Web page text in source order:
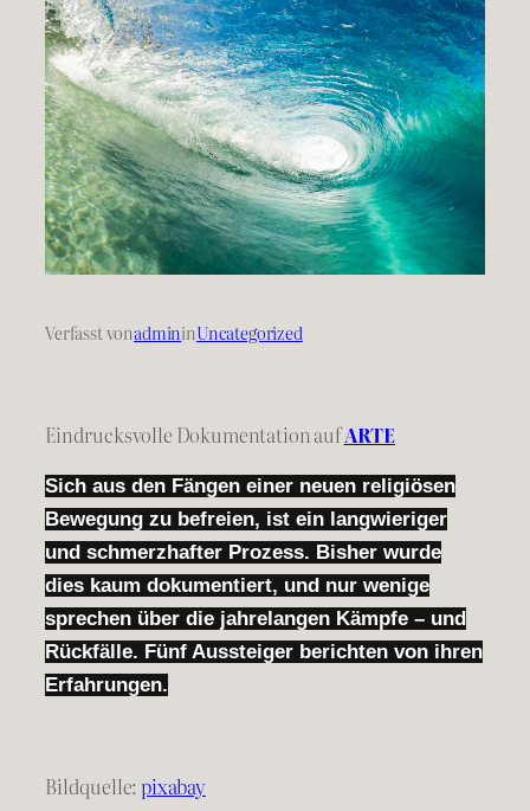
Verfasst vonadmininUncategorized
Eindrucksvolle Dokumentation aufARTE
Sich aus den Fängen einer neuen religiösen
Bewegung zu befreien, ist ein langwieriger
und schmerzhafter Prozess. Bisher wurde
dies kaum dokumentiert, und nur wenige
sprechen über die jahrelangen Kämpfe – und
Rückfälle. Fünf Aussteiger berichten von ihren
Erfahrungen.
Bildquelle:pixabay